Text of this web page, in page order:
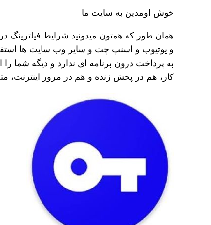
خوش اومدین به سایت ما
همان طور که همتون میدونید شرایط فیلترینگ در
و یوتیوب و اسنپ چت و سایر وب سایت ها
به پرداخت درون برنامه ای ندارد و دیگه شما
کار، هم در پخش زنده و هم در مرور اینترنت،